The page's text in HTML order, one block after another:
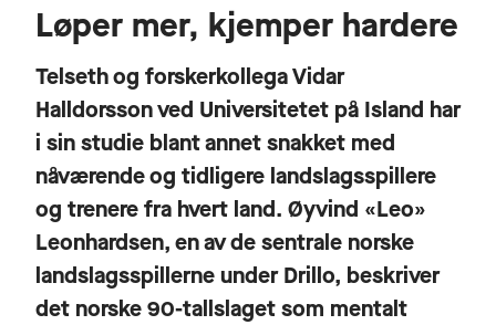
Løper mer, kjemper hardere
Telseth og forskerkollega Vidar
Halldorsson ved Universitetet på Island har
i sin studie blant annet snakket med
nåværende og tidligere landslagsspillere
og trenere fra hvert land. Øyvind «Leo»
Leonhardsen, en av de sentrale norske
landslagsspillerne under Drillo, beskriver
det norske 90-tallslaget som mentalt